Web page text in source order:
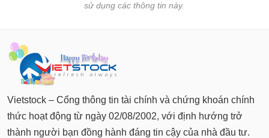
sử dụng các thông tin này.
Vietstock – Cổng thông tin tài chính và chứng khoán chính
thức hoạt động từ ngày 02/08/2002, với định hướng trở
thành người bạn đồng hành đáng tin cậy của nhà đầu tư.